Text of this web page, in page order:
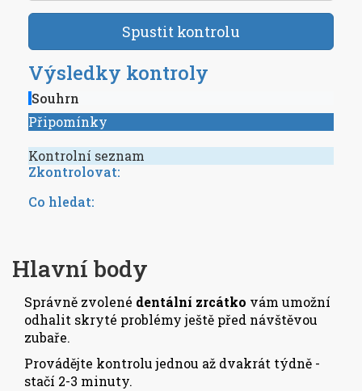
Spustit kontrolu
Výsledky kontroly
Souhrn
Připomínky
Kontrolní seznam
Zkontrolovat:
Co hledat:
Hlavní body
Správně zvolené dentální zrcátko vám umožní
odhalit skryté problémy ještě před návštěvou
zubaře.
Provádějte kontrolu jednou až dvakrát týdně -
stačí 2-3 minuty.